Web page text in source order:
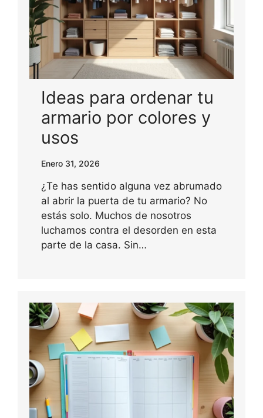
Ideas para ordenar tu
armario por colores y
usos
Enero 31, 2026
¿Te has sentido alguna vez abrumado
al abrir la puerta de tu armario? No
estás solo. Muchos de nosotros
luchamos contra el desorden en esta
parte de la casa. Sin…